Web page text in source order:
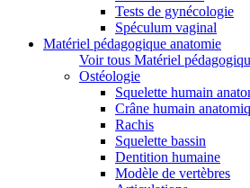
Tests de gynécologie
Spéculum vaginal
Matériel pédagogique anatomie
Voir tous Matériel
Ostéologie
Squelette humain
Crâne humain
Rachis
Squelette bassin
Dentition humaine
Modèle de vertèbres